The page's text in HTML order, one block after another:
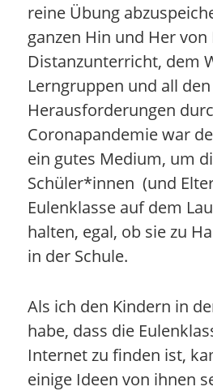
reine Übung
ganzen Hin und Her von
Distanzunterricht, dem
Lerngruppen und all
Herausforderungen
Coronapandemie war
ein gutes Medium, um
Schüler*innen (und
Eulenklasse auf dem
halten, egal, ob sie zu
in der Schule.
Als ich den Kindern in
habe, dass die
Internet zu finden ist,
einige Ideen von ihnen